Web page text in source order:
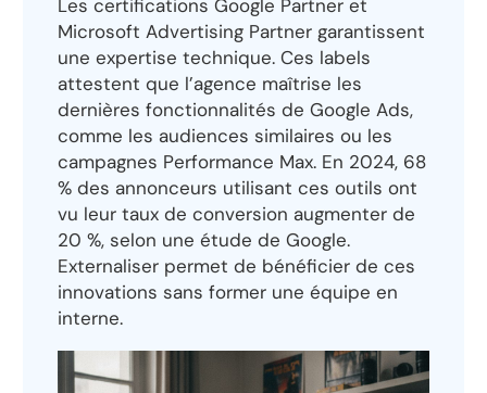
Les certifications Google Partner et
Microsoft Advertising Partner garantissent
une expertise technique. Ces labels
attestent que l’agence maîtrise les
dernières fonctionnalités de Google Ads,
comme les audiences similaires ou les
campagnes Performance Max. En 2024, 68
% des annonceurs utilisant ces outils ont
vu leur taux de conversion augmenter de
20 %, selon une étude de Google.
Externaliser permet de bénéficier de ces
innovations sans former une équipe en
interne.